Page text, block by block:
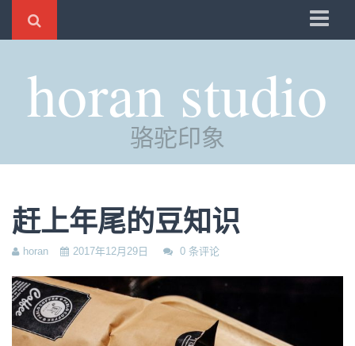
时光
评分
管理
horan studio
骆驼印象
赶上年尾的豆知识
horan 2017年12月29日 0 条评论